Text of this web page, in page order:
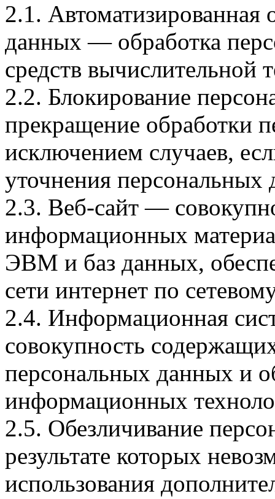
2.1. Автоматизированная
данных — обработка
средств вычислительной
2.2. Блокирование
прекращение обработки
исключением случаев,
уточнения персональных
2.3. Веб-сайт —
информационных
ЭВМ и баз данных,
сети интернет по
2.4. Информационная
совокупность
персональных данных и
информационных
2.5. Обезличивание
результате которых
использования